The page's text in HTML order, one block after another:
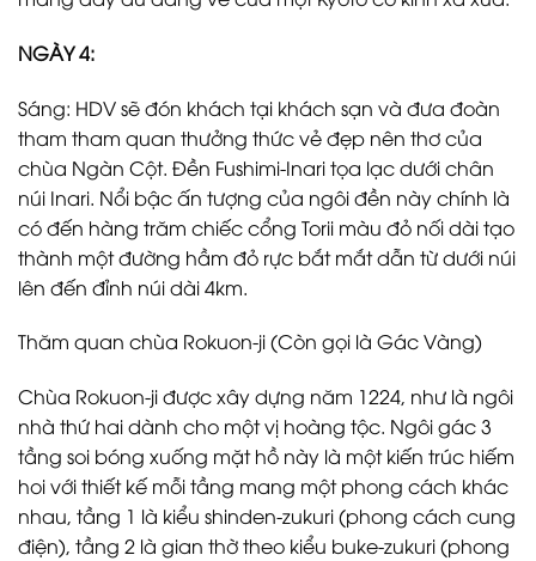
NGÀY 4:
Sáng: HDV sẽ đón khách tại khách sạn và đưa đoàn
tham tham quan thưởng thức vẻ đẹp nên thơ của
chùa Ngàn Cột. Đền Fushimi-Inari tọa lạc dưới chân
núi Inari. Nổi bậc ấn tượng của ngôi đền này chính là
có đến hàng trăm chiếc cổng Torii màu đỏ nối dài tạo
thành một đường hầm đỏ rực bắt mắt dẫn từ dưới núi
lên đến đỉnh núi dài 4km.
Thăm quan chùa Rokuon-ji (Còn gọi là Gác Vàng)
Chùa Rokuon-ji được xây dựng năm 1224, như là ngôi
nhà thứ hai dành cho một vị hoàng tộc. Ngôi gác 3
tầng soi bóng xuống mặt hồ này là một kiến trúc hiếm
hoi với thiết kế mỗi tầng mang một phong cách khác
nhau, tầng 1 là kiểu shinden-zukuri (phong cách cung
điện), tầng 2 là gian thờ theo kiểu buke-zukuri (phong